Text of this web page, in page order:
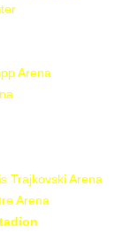
Arena
Trajkovski Arena
Arena